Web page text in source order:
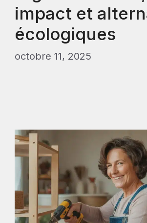
impact et
écologiques
octobre 11, 2025